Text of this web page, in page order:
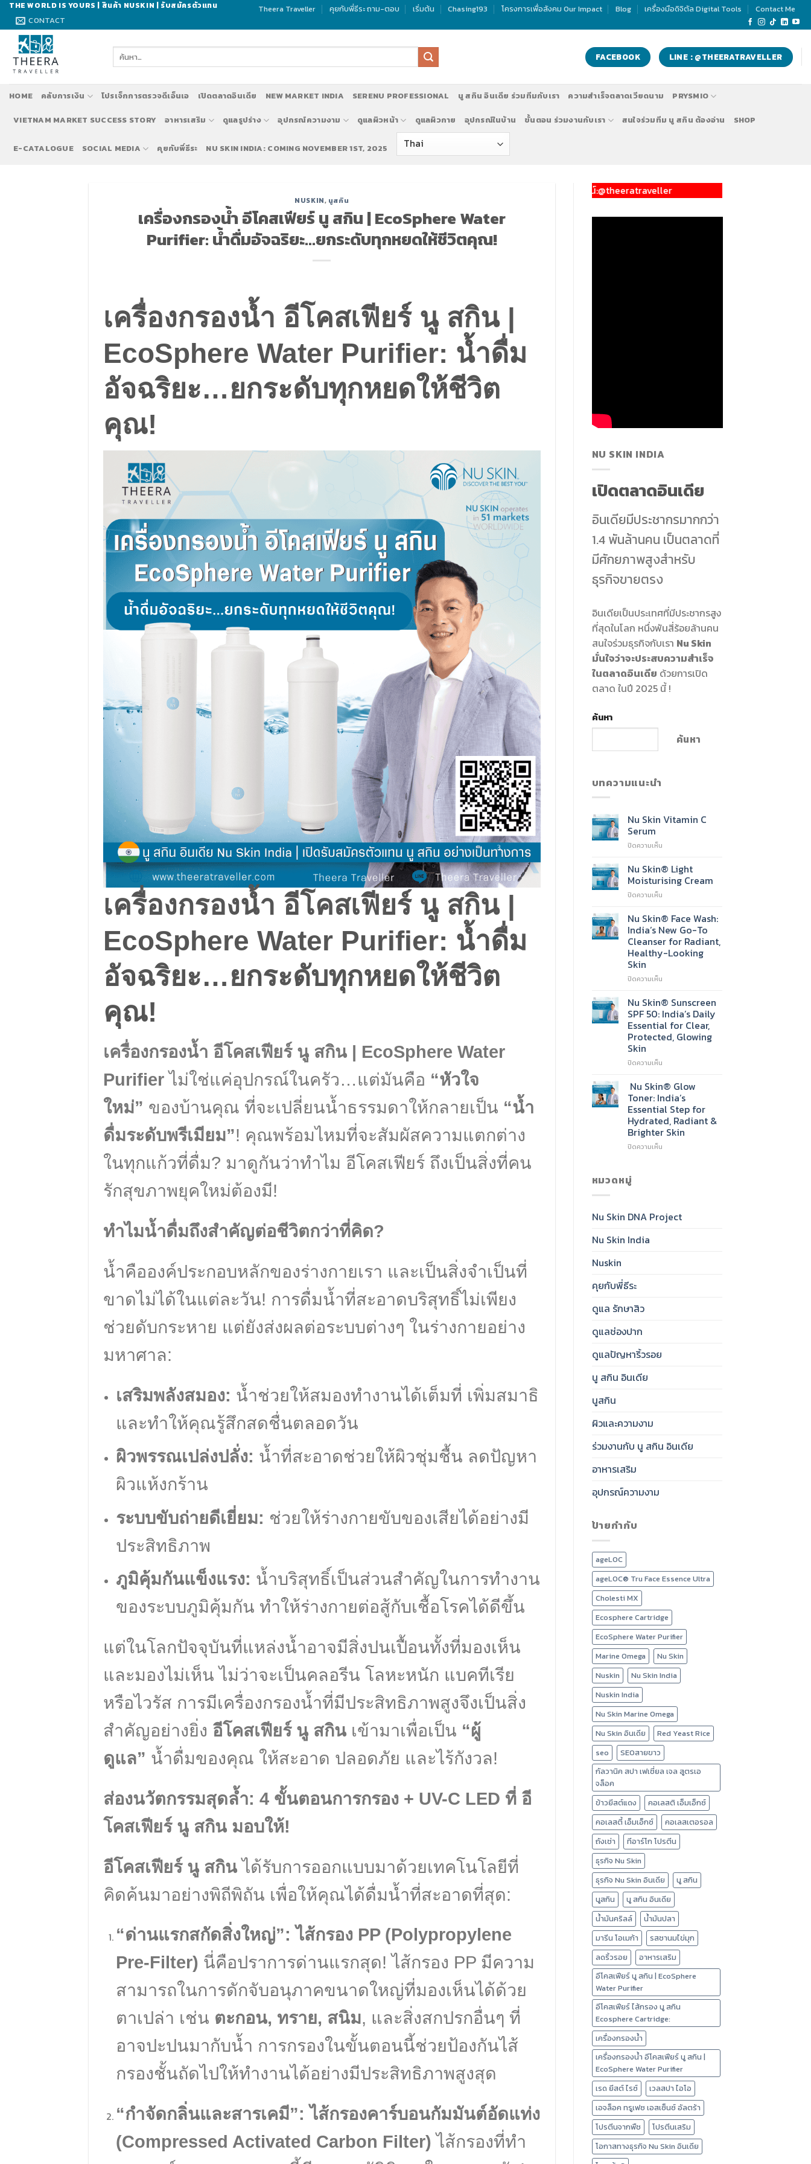
Skip
content
THE WORLD IS YOURS | สินค้า NUSKIN | รับสมัครตัวแทน
CONTACT
Theera Traveller คุยกับพี่ธีระ ถาม-ตอบ เริ่มต้น Chasing193 โครงการเพื่อสังคม Our Impact Blog เครื่องมือดิจิตัล Digital Tools Contact Me
ค้นหา: FACEBOOK LINE : @THEERATRAVELLER
HOME คลับการเงิน โปรเจ็กการตรวจดีเอ็นเอ เปิดตลาดอินเดีย NEW MARKET INDIA SERENU PROFESSIONAL นู สกิน อินเดีย ร่วมทีมกับเรา ความสำเร็จตลาดเวียดนาม PRYSMIO
VIETNAM MARKET SUCCESS STORY อาหารเสริม ดูแลรูปร่าง อุปกรณ์ความงาม ดูแลผิวหน้า ดูแลผิวกาย อุปกรณ์ในบ้าน ขั้นตอน ร่วมงานกับเรา สนใจร่วมทีม นู สกิน ต้องอ่าน SHOP
E-CATALOGUE SOCIAL MEDIA คุยกับพี่ธีระ NU SKIN INDIA: COMING NOVEMBER 1ST, 2025
NUSKIN, นูสกิน
เครื่องกรองน้ำ อีโคสเฟียร์ นู สกิน | EcoSphere Water
Purifier: น้ำดื่มอัจฉริยะ…ยกระดับทุกหยดให้ชีวิตคุณ!
เครื่องกรองน้ำ อีโคสเฟียร์ นู สกิน |
EcoSphere Water Purifier: น้ำดื่ม
อัจฉริยะ…ยกระดับทุกหยดให้ชีวิต
คุณ!
เครื่องกรองน้ำ อีโคสเฟียร์ นู สกิน |
EcoSphere Water Purifier: น้ำดื่ม
อัจฉริยะ…ยกระดับทุกหยดให้ชีวิต
คุณ!
เครื่องกรองน้ำ อีโคสเฟียร์ นู สกิน | EcoSphere Water
Purifier ไม่ใช่แค่อุปกรณ์ในครัว…แต่มันคือ “หัวใจ
ใหม่” ของบ้านคุณ ที่จะเปลี่ยนน้ำธรรมดาให้กลายเป็น “น้ำ
ดื่มระดับพรีเมียม”! คุณพร้อมไหมที่จะสัมผัสความแตกต่าง
ในทุกแก้วที่ดื่ม? มาดูกันว่าทำไม อีโคสเฟียร์ ถึงเป็นสิ่งที่คน
รักสุขภาพยุคใหม่ต้องมี!
ทำไมน้ำดื่มถึงสำคัญต่อชีวิตกว่าที่คิด?
น้ำคือองค์ประกอบหลักของร่างกายเรา และเป็นสิ่งจำเป็นที่
ขาดไม่ได้ในแต่ละวัน! การดื่มน้ำที่สะอาดบริสุทธิ์ไม่เพียง
ช่วยดับกระหาย แต่ยังส่งผลต่อระบบต่างๆ ในร่างกายอย่าง
มหาศาล:
เสริมพลังสมอง: น้ำช่วยให้สมองทำงานได้เต็มที่ เพิ่มสมาธิ
และทำให้คุณรู้สึกสดชื่นตลอดวัน
ผิวพรรณเปล่งปลั่ง: น้ำที่สะอาดช่วยให้ผิวชุ่มชื้น ลดปัญหา
ผิวแห้งกร้าน
ระบบขับถ่ายดีเยี่ยม: ช่วยให้ร่างกายขับของเสียได้อย่างมี
ประสิทธิภาพ
ภูมิคุ้มกันแข็งแรง: น้ำบริสุทธิ์เป็นส่วนสำคัญในการทำงาน
ของระบบภูมิคุ้มกัน ทำให้ร่างกายต่อสู้กับเชื้อโรคได้ดีขึ้น
แต่ในโลกปัจจุบันที่แหล่งน้ำอาจมีสิ่งปนเปื้อนทั้งที่มองเห็น
และมองไม่เห็น ไม่ว่าจะเป็นคลอรีน โลหะหนัก แบคทีเรีย
หรือไวรัส การมีเครื่องกรองน้ำที่มีประสิทธิภาพสูงจึงเป็นสิ่ง
สำคัญอย่างยิ่ง อีโคสเฟียร์ นู สกิน เข้ามาเพื่อเป็น “ผู้
ดูแล” น้ำดื่มของคุณ ให้สะอาด ปลอดภัย และไร้กังวล!
ส่องนวัตกรรมสุดล้ำ: 4 ขั้นตอนการกรอง + UV-C LED ที่ อี
โคสเฟียร์ นู สกิน มอบให้!
อีโคสเฟียร์ นู สกิน ได้รับการออกแบบมาด้วยเทคโนโลยีที่
คิดค้นมาอย่างพิถีพิถัน เพื่อให้คุณได้ดื่มน้ำที่สะอาดที่สุด:
“ด่านแรกสกัดสิ่งใหญ่”: ไส้กรอง PP (Polypropylene
Pre-Filter) นี่คือปราการด่านแรกสุด! ไส้กรอง PP มีความ
สามารถในการดักจับอนุภาคขนาดใหญ่ที่มองเห็นได้ด้วย
ตาเปล่า เช่น ตะกอน, ทราย, สนิม, และสิ่งสกปรกอื่นๆ ที่
อาจปะปนมากับน้ำ การกรองในขั้นตอนนี้ช่วยป้องกันไส้
กรองชั้นถัดไปให้ทำงานได้อย่างมีประสิทธิภาพสูงสุด
“กำจัดกลิ่นและสารเคมี”: ไส้กรองคาร์บอนกัมมันต์อัดแท่ง
(Compressed Activated Carbon Filter) ไส้กรองที่ทำ
รับสมัครทีมงานทำตลาด นู สกิน ประเทศอินเดีย NU SKIN INDIA แอดไลน์:@theeratraveller
NU SKIN INDIA
เปิดตลาดอินเดีย
อินเดียมีประชากรมากกว่า
1.4 พันล้านคน เป็นตลาดที่
มีศักยภาพสูงสำหรับ
ธุรกิจขายตรง
อินเดียเป็นประเทศที่มีประชากรสูง
ที่สุดในโลก หนึ่งพันสี่ร้อยล้านคน
สนใจร่วมธุรกิจกับเรา Nu Skin
มั่นใจว่าจะประสบความสำเร็จ
ในตลาดอินเดีย ด้วยการเปิด
ตลาด ในปี 2025 นี้ !
ค้นหา
ค้นหา
บทความแนะนำ
Nu Skin Vitamin C
Serum
ปิดความเห็นบน
Skin
Vitamin
C
Serum
Nu Skin® Light
Moisturising Cream
ปิดความเห็นบน
Skin®
Light
Moisturising
Cream
Nu Skin® Face Wash:
India’s New Go-To
Cleanser for Radiant,
Healthy-Looking
Skin
ปิดความเห็นบน
Skin®
Face
Wash:
India’s
New
To
for
Radiant,
Healthy-
Looking
Skin
Nu Skin® Sunscreen
SPF 50: India’s Daily
Essential for Clear,
Protected, Glowing
Skin
ปิดความเห็นบน
Skin®
Sunscreen
SPF
50:
India’s
Daily
Essential
Nu Skin® Glow
Toner: India’s
Essential Step for
Hydrated, Radiant &
Brighter Skin
ปิดความเห็นบน
Step
หมวดหมู่
Nu Skin DNA Project
Nu Skin India
Nuskin
คุยกับพี่ธีระ
ดูแล รักษาสิว
ดูแลช่องปาก
ดูแลปัญหาริ้วรอย
นู สกิน อินเดีย
นูสกิน
ผิวและความงาม
ร่วมงานกับ นู สกิน อินเดีย
อาหารเสริม
อุปกรณ์ความงาม
ป้ายกำกับ
ageLOC
ageLOC® Tru Face Essence Ultra
Cholesti MX
Ecosphere Cartridge
EcoSphere Water Purifier
Marine Omega
Nu Skin
Nuskin
Nu Skin India
Nuskin India
Nu Skin Marine Omega
Nu Skin อินเดีย
Red Yeast Rice
seo
SEOสายขาว
กัลวานิค สปา เฟเชี่ยล เจล สูตรเอ
จล็อค
ข้าวยีสต์แดง
คอเลสติ เอ็มเอ็กซ์
คอเลสตี้ เอ็มเอ็กซ์
คอเลสเตอรอล
ถังเช่า
ทีอาร์โก โปรตีน
ธุรกิจ Nu Skin
ธุรกิจ Nu Skin อินเดีย
นู สกิน
นูสกิน
นู สกิน อินเดีย
น้ำมันคริลล์
น้ำมันปลา
มารีน โอเมก้า
รสชานมไข่มุก
ลดริ้วรอย
อาหารเสริม
อีโคสเฟียร์ นู สกิน | EcoSphere
Water Purifier
อีโคสเฟียร์ ไส้กรอง นู สกิน
Ecosphere Cartridge:
เครื่องกรองน้ำ
เครื่องกรองน้ำ อีโคสเฟียร์ นู สกิน |
EcoSphere Water Purifier
เรด ยีสต์ ไรซ์
เวลสปา ไอโอ
เอจล็อค ทรูเฟซ เอสเซ็นซ์ อัลตร้า
โปรตีนจากพืช
โปรตีนเสริม
โอกาสทางธุรกิจ Nu Skin อินเดีย